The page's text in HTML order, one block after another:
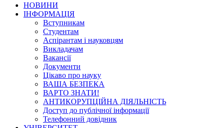
НОВИНИ
ІНФОРМАЦІЯ
Вступникам
Студентам
Аспірантам і науковцям
Викладачам
Вакансії
Документи
Цікаво про науку
ВАША БЕЗПЕКА
ВАРТО ЗНАТИ!
АНТИКОРУПЦІЙНА ДІЯЛЬНІСТЬ
Доступ до публічної інформації
Телефонний довідник